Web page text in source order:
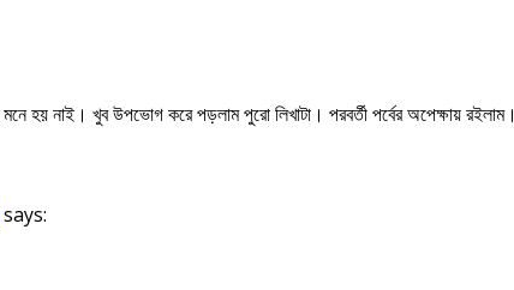
হয় নাই। খুব উপভোগ করে পড়লাম পুরো লিখাটা। পরবর্তী পর্বের অপেক্ষায় রইলাম।
says: